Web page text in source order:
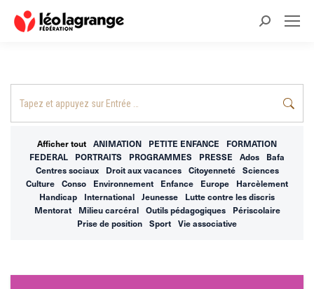
Recherche
Afficher tout ANIMATION PETITE ENFANCE
FORMATION
FEDERAL
PORTRAITS PROGRAMMES PRESSE Ados
Bafa
Centres sociaux
Droit aux vacances Citoyenneté
Sciences
Culture
Conso Environnement Enfance Europe
Harcèlement
Handicap
International Jeunesse
Lutte contre les discris
Mentorat
Milieu carcéral Outils pédagogiques
Périscolaire
Prise de position
Sport Vie associative